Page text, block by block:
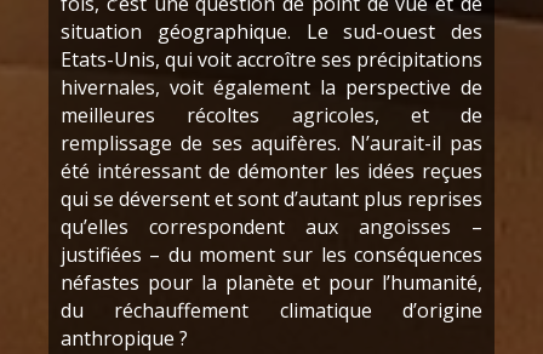
situation géographique. Le sud-ouest des
Etats-Unis, qui voit accroître ses précipitations
hivernales, voit également la perspective de
meilleures récoltes agricoles, et de
remplissage de ses aquifères. N’aurait-il pas
été intéressant de démonter les idées reçues
qui se déversent et sont d’autant plus reprises
qu’elles correspondent aux angoisses –
justifiées – du moment sur les conséquences
néfastes pour la planète et pour l’humanité,
du réchauffement climatique d’origine
anthropique ?